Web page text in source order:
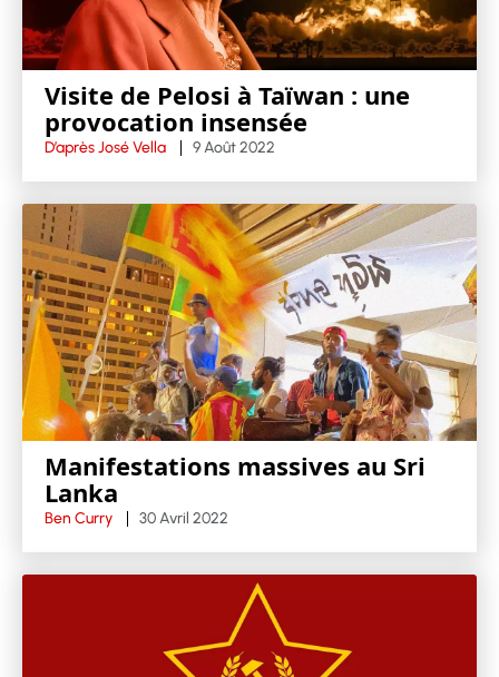
Visite de Pelosi à Taïwan : une
provocation insensée
D’après José Vella 9 Août 2022
Manifestations massives au Sri
Lanka
Ben Curry 30 Avril 2022